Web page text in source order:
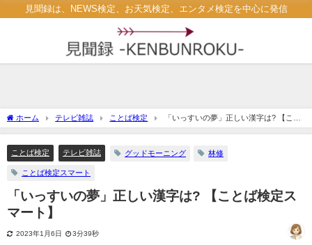
見聞録は、NEWS検定、お天気検定、エンタメ検定を中心に発信
ホーム テレビ雑誌 ことば検定
「いっすいの夢」正しい漢字は? 【こと
ば検定スマート】
ことば検定 テレビ雑誌 グッドモーニング 林修
ことば検定スマート
「いっすいの夢」正しい漢字は? 【ことば検定ス
マート】
2023年1月6日 3分39秒